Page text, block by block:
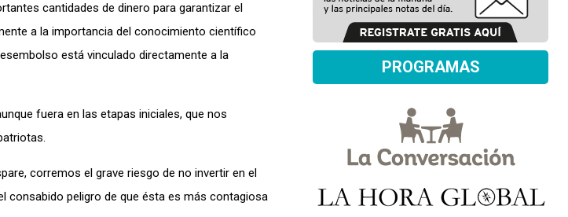
cantidades de dinero para garantizar el
a la importancia del conocimiento científico
está vinculado directamente a la
fuera en las etapas iniciales, que nos
corremos el grave riesgo de no invertir en el
consabido peligro de que ésta es más contagiosa
PROGRAMAS